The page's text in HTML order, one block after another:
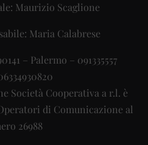
Maurizio Scaglione
Maria Calabrese
– Palermo – 091335557
Società Cooperativa a r.l. è
di Comunicazione al
26988